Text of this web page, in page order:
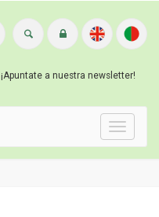
¡Apuntate a nuestra newsletter!
Menu